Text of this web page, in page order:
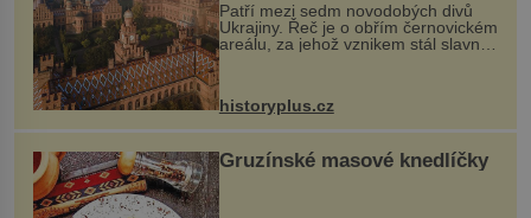
Patří mezi sedm novodobých divů
Ukrajiny. Řeč je o obřím černovickém
areálu, za jehož vznikem stál slavný
český architekt Josef Hlávka. Ten si
na něm dal mimořádně záležet. Jeho
stavební plány by při ...
historyplus.cz
Gruzínské masové knedlíčky